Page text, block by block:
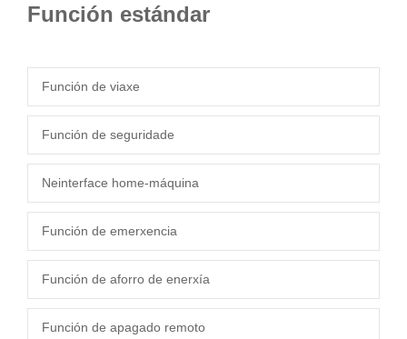
Función estándar
Función de viaxe
Función de seguridade
Neinterface home-máquina
Función de emerxencia
Función de aforro de enerxía
Función de apagado remoto